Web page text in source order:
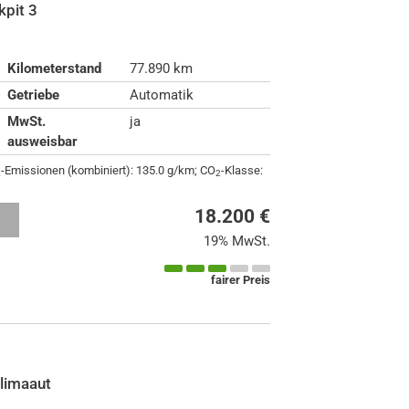
3
Kilometerstand
77.890 km
Getriebe
Automatik
MwSt.
ausweisbar
ja
-Emissionen (kombiniert): 135.0 g/km;CO2-Klasse:
18.200 €
19% MwSt.
fairer Preis